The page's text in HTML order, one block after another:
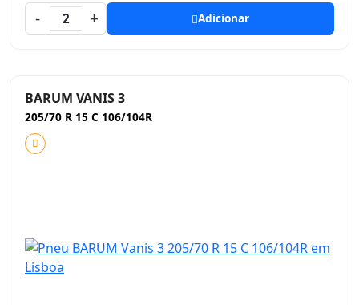
-
2 + Adicionar
BARUM VANIS 3
205/70 R 15 C 106/104R